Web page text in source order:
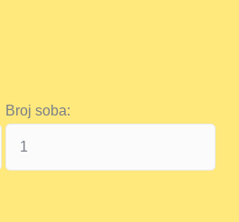
Broj soba: